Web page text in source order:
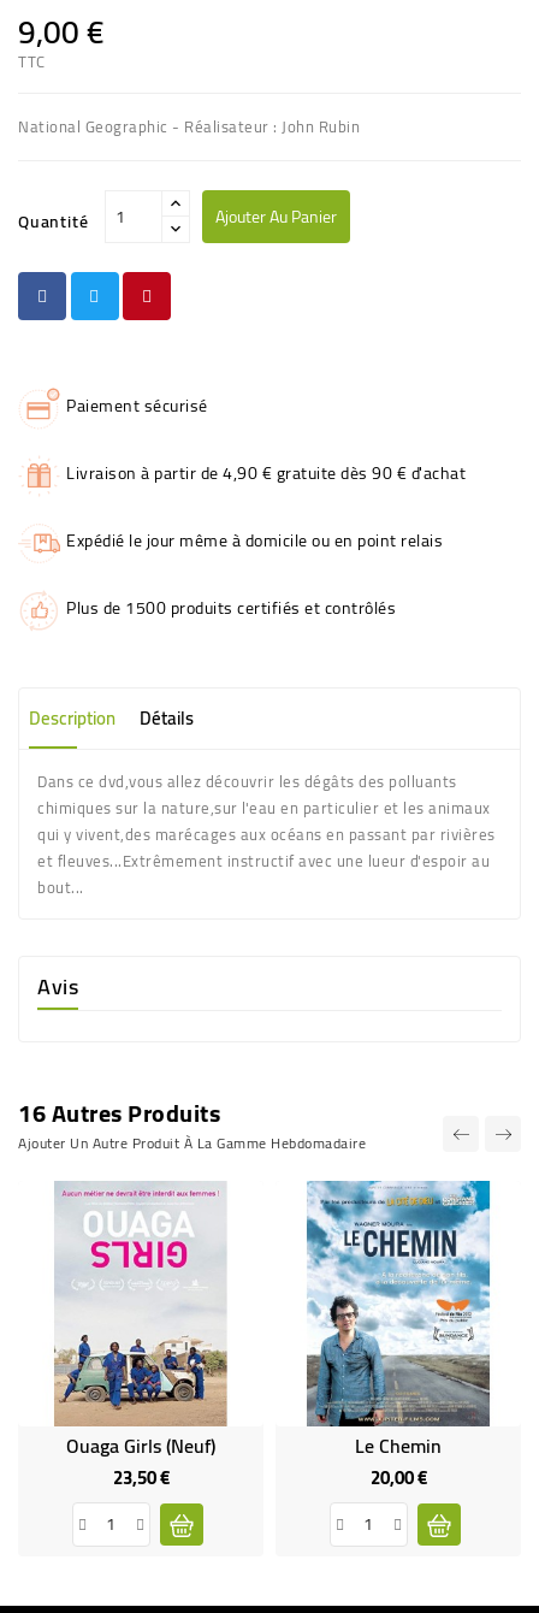
9,00 €
TTC
National Geographic - Réalisateur : John Rubin
Quantité Ajouter Au Panier
Paiement sécurisé
Livraison à partir de 4,90 € gratuite dès 90 € d'achat
Expédié le jour même à domicile ou en point relais
Plus de 1500 produits certifiés et contrôlés
Description Détails
Dans ce dvd,vous allez découvrir les dégâts des polluants
chimiques sur la nature,sur l'eau en particulier et les animaux
qui y vivent,des marécages aux océans en passant par rivières
et fleuves...Extrêmement instructif avec une lueur d'espoir au
bout...
Avis
16 Autres Produits
Ajouter Un Autre Produit À La Gamme Hebdomadaire
Ouaga Girls (neuf)
23,50 €Prix
Le Chemin
20,00 €Prix